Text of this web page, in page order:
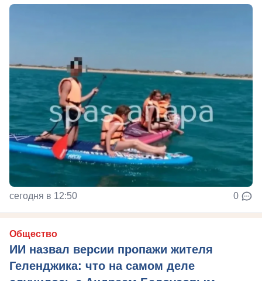
сегодня в 12:50 0
Общество
ИИ назвал версии пропажи жителя
Геленджика: что на самом деле